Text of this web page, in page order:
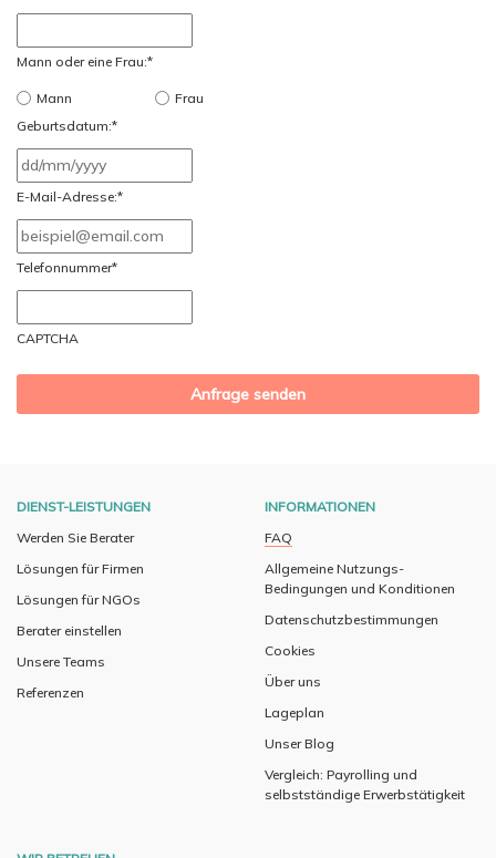
Mann oder eine Frau:*
Mann
Frau
Geburtsdatum:*
Schrägstrich
MM
E-Mail-Adresse:*
Telefonnummer*
CAPTCHA
DIENST-LEISTUNGEN
Werden Sie Berater
Lösungen für Firmen
Lösungen für NGOs
Berater einstellen
Unsere Teams
Referenzen
INFORMATIONEN
FAQ
Allgemeine Nutzungs-
Bedingungen und Konditionen
Datenschutzbestimmungen
Cookies
Über uns
Lageplan
Unser Blog
Vergleich: Payrolling und
selbstständige Erwerbstätigkeit